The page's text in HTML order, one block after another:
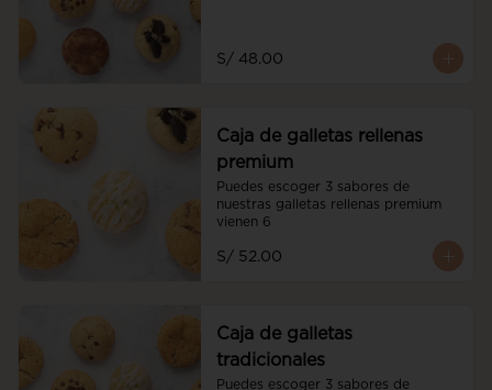
S/ 48.00
Caja de galletas rellenas
premium
Puedes escoger 3 sabores de
nuestras galletas rellenas premium
vienen 6
S/ 52.00
Caja de galletas
tradicionales
Puedes escoger 3 sabores de